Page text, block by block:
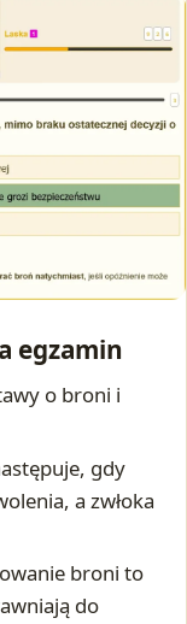
egzamin
o broni i
gdy
a zwłoka
broni to
do